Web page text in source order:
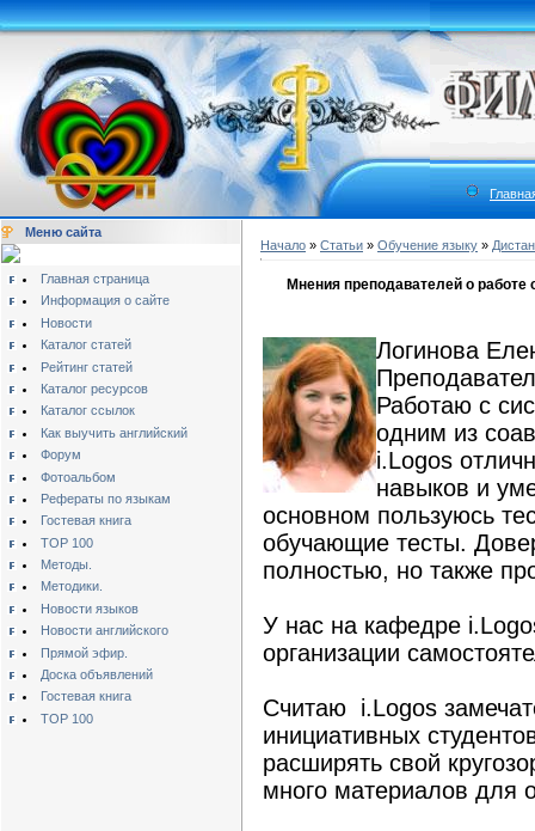
Меню сайта
Главная страница
Информация о сайте
Новости
Каталог статей
Рейтинг статей
Каталог ресурсов
Каталог ссылок
Как выучить английский
Форум
Фотоальбом
Рефераты по языкам
Гостевая книга
TOP 100
Методы.
Методики.
Новости языков
Новости английского
Прямой эфир.
Доска объявлений
Гостевая книга
TOP 100
Начало » Статьи » Обучение языку »
Мнения преподавателей о работе
Логинова
Работаю с
одним из
i.Logos
навыков и
основном пользуюсь
обучающие тесты.
полностью, но также
У нас на кафедре
организации
Считаю i.Logos
инициативных
расширять свой
много материалов для